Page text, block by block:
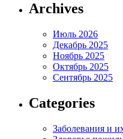
Archives
Июль 2026
Декабрь 2025
Ноябрь 2025
Октябрь 2025
Сентябрь 2025
Categories
Заболевания и